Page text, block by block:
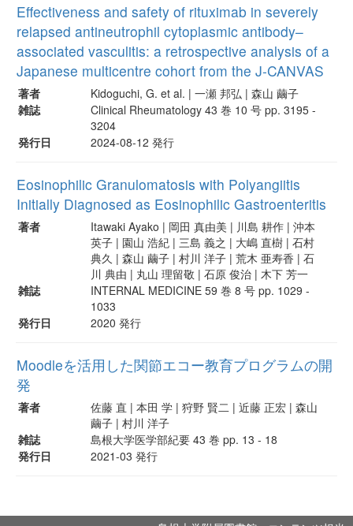
Effectiveness and safety of rituximab in severely
relapsed antineutrophil cytoplasmic antibody–
associated vasculitis: a retrospective analysis of a
Japanese multicentre cohort from the J‑CANVAS
著者
Kidoguchi, G. et al. | 一瀬 邦弘 | 森山 繭子
雑誌
Clinical Rheumatology 43 巻 10 号 pp. 3195 -
3204
発行日
2024-08-12 発行
Eosinophilic Granulomatosis with Polyangiitis
Initially Diagnosed as Eosinophilic Gastroenteritis
著者
Itawaki Ayako | 岡田 真由美 | 川島 耕作 | 沖本
英子 | 園山 浩紀 | 三島 義之 | 大嶋 直樹 | 石村
典久 | 森山 繭子 | 村川 洋子 | 荒木 亜寿香 | 石
川 典由 | 丸山 理留敬 | 石原 俊治 | 木下 芳一
雑誌
INTERNAL MEDICINE 59 巻 8 号 pp. 1029 -
1033
発行日
2020 発行
Moodleを活用した関節エコー教育プログラムの開
発
著者
佐藤 直 | 本田 学 | 狩野 賢二 | 近藤 正宏 | 森山
繭子 | 村川 洋子
雑誌
島根大学医学部紀要 43 巻 pp. 13 - 18
発行日
2021-03 発行